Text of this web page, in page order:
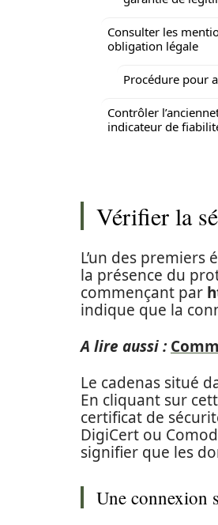
Consulter les
obligation légale
Procédure pour
Contrôler
indicateur de
Vérifier la
L’un des
la présence du
commençant par
indique que la
A lire aussi :
Le cadenas situé
En cliquant sur
certificat de
DigiCert ou
signifier que les
Une connexion